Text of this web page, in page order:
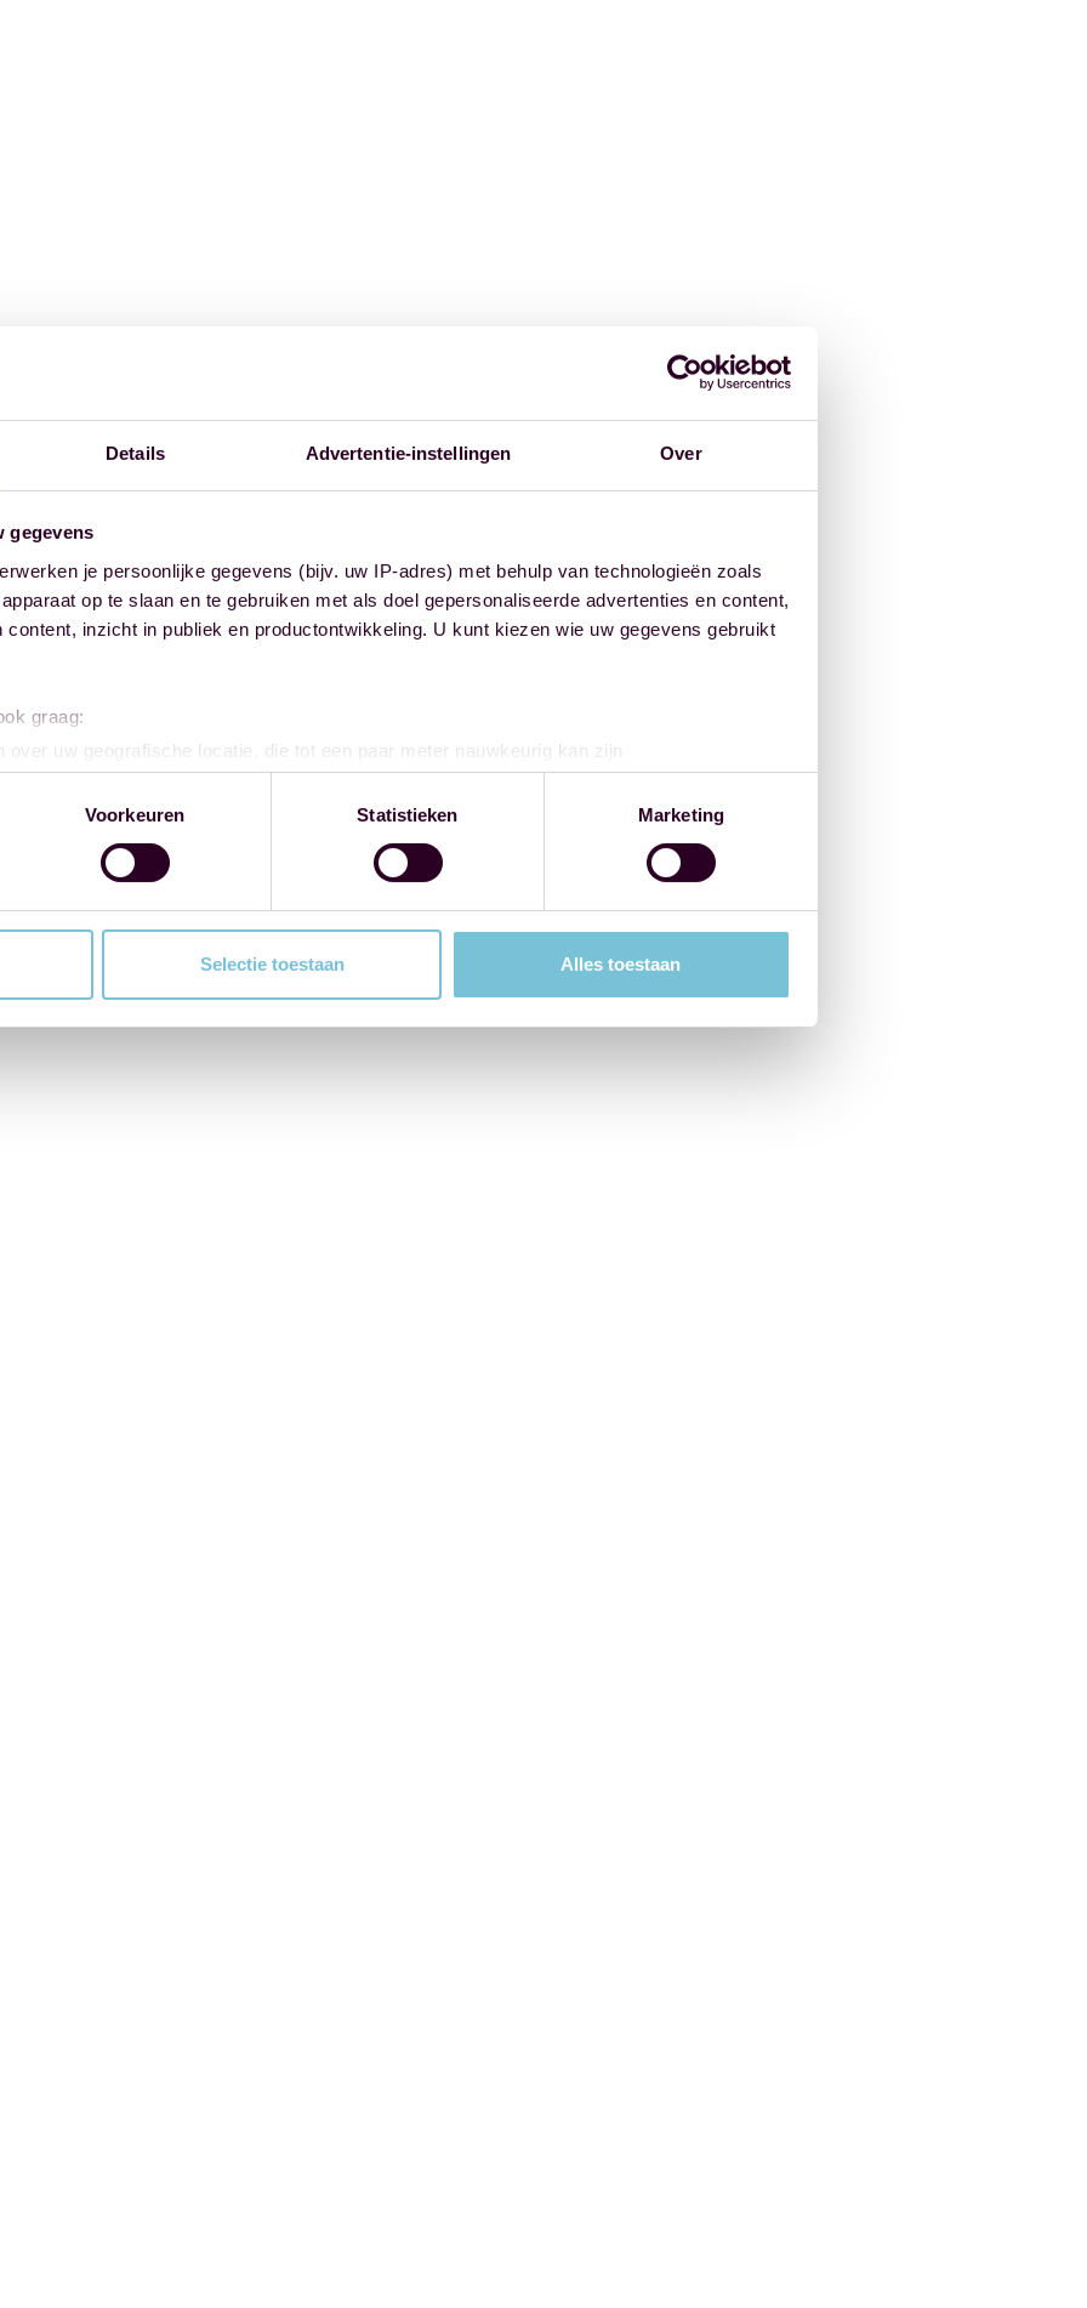
Details Advertentie-instellingen Over
gegevens
je persoonlijke gegevens (bijv. uw IP-adres) met behulp van technologieën zoals
op te slaan en te gebruiken met als doel gepersonaliseerde advertenties en content,
content, inzicht in publiek en productontwikkeling. U kunt kiezen wie uw gegevens gebruikt
graag:
over uw geografische locatie, die tot een paar meter nauwkeurig kan zijn
door het actief te scannen op specifieke eigenschappen (fingerprinting)
gegevens worden verwerkt en stel uw voorkeuren in het
detailgedeeltein. U kunt uw
of intrekken in de Cookieverklaring.
Ook delen we informatie over uw gebruik van onze site met onze partners voor social
Deze partners kunnen deze gegevens combineren met andere informatie die u aan ze heeft
Voorkeuren Statistieken Marketing
Selectie toestaan Alles toestaan